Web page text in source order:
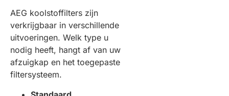
AEG koolstoffilters zijn
verkrijgbaar in verschillende
uitvoeringen. Welk type u
nodig heeft, hangt af van uw
afzuigkap en het toegepaste
filtersysteem.